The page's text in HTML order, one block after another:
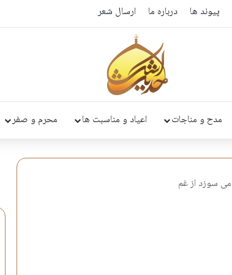
پیوند ها درباره ما ارسال شعر
مدح و مناجات اعیاد و مناسبت ها محرم و صفر
می سوزد از غم